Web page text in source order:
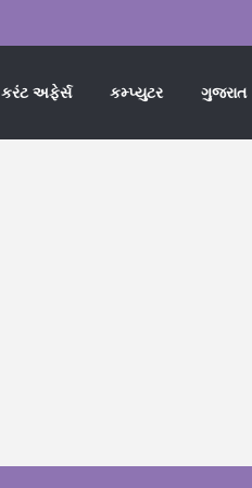
કરંટ અફેર્સ કમ્પ્યુટર ગુજરાત